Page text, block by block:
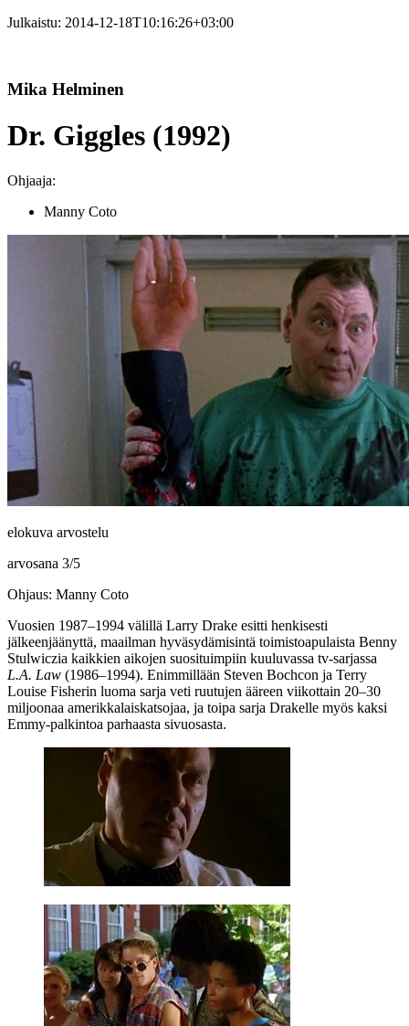
Julkaistu: 2014-12-18T10:16:26+03:00
Mika Helminen
Dr. Giggles (1992)
Ohjaaja:
Manny Coto
elokuva arvostelu
arvosana 3/5
Ohjaus: Manny Coto
Vuosien 1987–1994 välillä Larry Drake esitti henkisesti
jälkeenjäänyttä, maailman hyväsydämisintä toimistoapulaista Benny
Stulwiczia kaikkien aikojen suosituimpiin kuuluvassa tv‑sarjassa
L.A. Law (1986–1994). Enimmillään Steven Bochcon ja Terry
Louise Fisherin luoma sarja veti ruutujen ääreen viikottain 20–30
miljoonaa amerikkalaiskatsojaa, ja toipa sarja Drakelle myös kaksi
Emmy-palkintoa parhaasta sivuosasta.